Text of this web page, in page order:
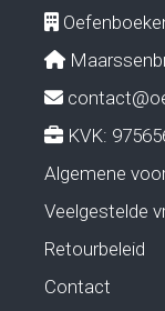
KVK:
Algemene
Veelgestelde
Retourbeleid
Contact